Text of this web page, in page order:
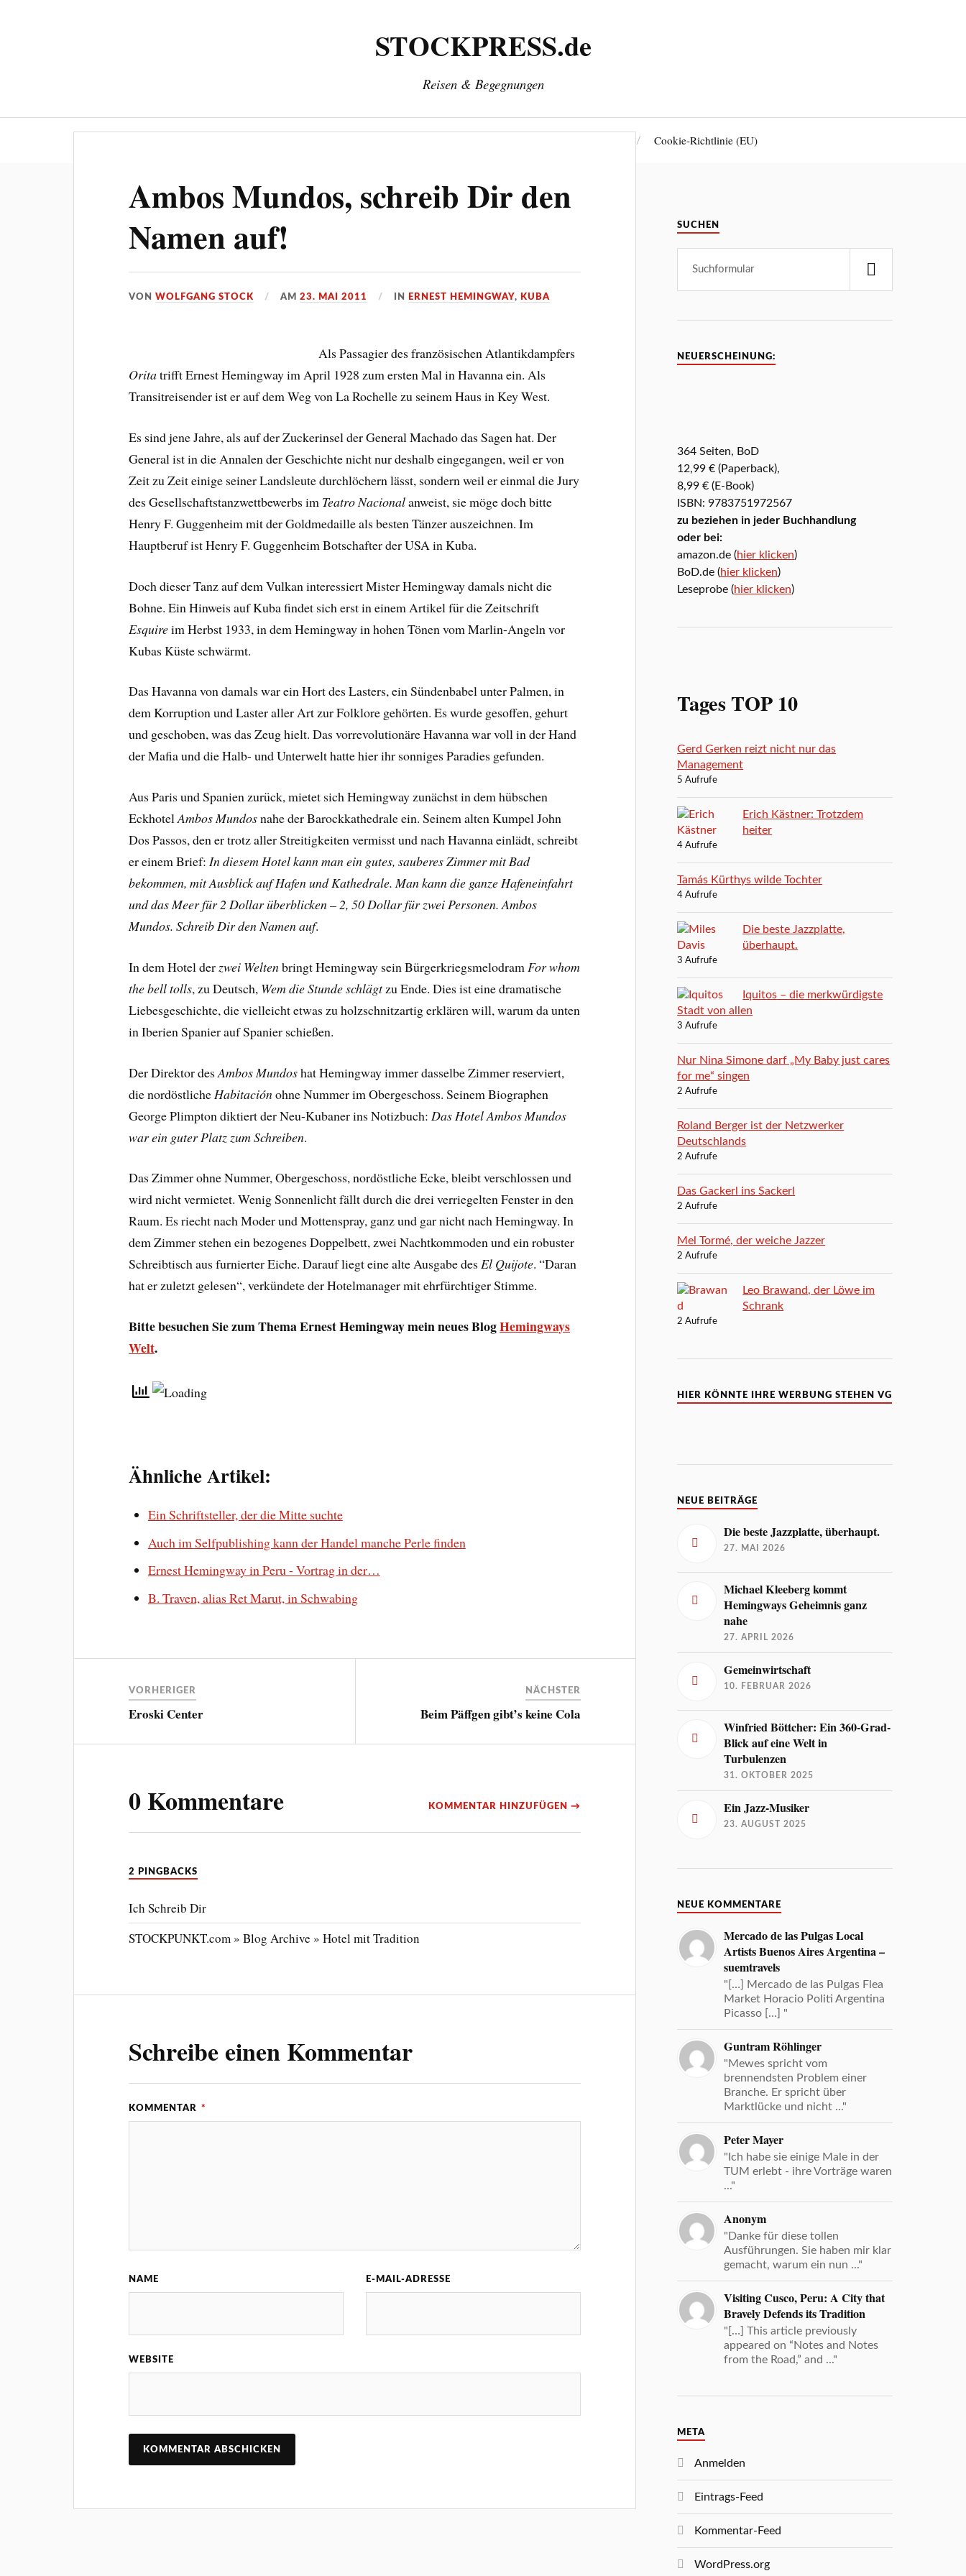
STOCKPRESS.de
Reisen & Begegnungen
Cookie-Richtlinie (EU)
Ambos Mundos, schreib Dir den
Namen auf!
VONWOLFGANG STOCK AM23. MAI 2011 IN ERNEST HEMINGWAY, KUBA
Als Passagier des französischen Atlantikdampfers
Oritatrifft Ernest Hemingway im April 1928 zum ersten Mal in Havanna ein. Als
Transitreisender ist er auf dem Weg von La Rochelle zu seinem Haus in Key West.
Es sind jene Jahre, als auf der Zuckerinsel der General Machado das Sagen hat. Der
General ist in die Annalen der Geschichte nicht nur deshalb eingegangen, weil er von
Zeit zu Zeit einige seiner Landsleute durchlöchern lässt, sondern weil er einmal die Jury
des Gesellschaftstanzwettbewerbs im Teatro Nacionalanweist, sie möge doch bitte
Henry F. Guggenheim mit der Goldmedaille als besten Tänzer auszeichnen. Im
Hauptberuf ist Henry F. Guggenheim Botschafter der USA in Kuba.
Doch dieser Tanz auf dem Vulkan interessiert Mister Hemingway damals nicht die
Bohne. Ein Hinweis auf Kuba findet sich erst in einem Artikel für die Zeitschrift
Esquireim Herbst 1933, in dem Hemingway in hohen Tönen vom Marlin-Angeln vor
Kubas Küste schwärmt.
Das Havanna von damals war ein Hort des Lasters, ein Sündenbabel unter Palmen, in
dem Korruption und Laster aller Art zur Folklore gehörten. Es wurde gesoffen, gehurt
und geschoben, was das Zeug hielt. Das vorrevolutionäre Havanna war voll in der Hand
der Mafia und die Halb- und Unterwelt hatte hier ihr sonniges Paradies gefunden.
Aus Paris und Spanien zurück, mietet sich Hemingway zunächst in dem hübschen
EckhotelAmbos Mundosnahe der Barockkathedrale ein. Seinem alten Kumpel John
Dos Passos, den er trotz aller Streitigkeiten vermisst und nach Havanna einlädt, schreibt
er einem Brief:In diesem Hotel kann man ein gutes, sauberes Zimmer mit Bad
bekommen, mit Ausblick auf Hafen und Kathedrale. Man kann die ganze Hafeneinfahrt
und das Meer für 2 Dollar überblicken – 2, 50 Dollar für zwei Personen. Ambos
Mundos. Schreib Dir den Namen auf.
In dem Hotel derzwei Weltenbringt Hemingway sein BürgerkriegsmelodramFor whom
the bell tolls, zu Deutsch, Wem die Stunde schlägtzu Ende. Dies ist eine dramatische
Liebesgeschichte, die vielleicht etwas zu holzschnitzartig erklären will, warum da unten
in Iberien Spanier auf Spanier schießen.
Der Direktor desAmbos Mundoshat Hemingway immer dasselbe Zimmer reserviert,
die nordöstliche Habitaciónohne Nummer im Obergeschoss. Seinem Biographen
George Plimpton diktiert der Neu-Kubaner ins Notizbuch: Das Hotel Ambos Mundos
war ein guter Platz zum Schreiben.
Das Zimmer ohne Nummer, Obergeschoss, nordöstliche Ecke, bleibt verschlossen und
wird nicht vermietet. Wenig Sonnenlicht fällt durch die drei verriegelten Fenster in den
Raum. Es riecht nach Moder und Mottenspray, ganz und gar nicht nach Hemingway. In
dem Zimmer stehen ein bezogenes Doppelbett, zwei Nachtkommoden und ein robuster
Schreibtisch aus furnierter Eiche. Darauf liegt eine alte Ausgabe desEl Quijote. “Daran
hat er zuletzt gelesen“, verkündete der Hotelmanager mit ehrfürchtiger Stimme.
Bitte besuchen Sie zum Thema Ernest Hemingway mein neues BlogHemingways
Welt.
Ähnliche Artikel:
Ein Schriftsteller, der die Mitte suchte
Auch im Selfpublishing kann der Handel manche Perle finden
Ernest Hemingway in Peru - Vortrag in der…
B. Traven, alias Ret Marut, in Schwabing
VORHERIGER
Eroski Center
NÄCHSTER
Beim Päffgen gibt’s keine Cola
0 Kommentare KOMMENTAR HINZUFÜGEN →
2 PINGBACKS
Ich Schreib Dir
STOCKPUNKT.com » Blog Archive » Hotel mit Tradition
Schreibe einen Kommentar
KOMMENTAR *
NAME E-MAIL-ADRESSE
WEBSITE
SUCHEN
NEUERSCHEINUNG:
364 Seiten, BoD
12,99 € (Paperback),
8,99 € (E-Book)
ISBN: 9783751972567
zu beziehen in jeder Buchhandlung
oder bei:
amazon.de (hier klicken)
BoD.de (hier klicken)
Leseprobe (hier klicken)
Tages TOP 10
Gerd Gerken reizt nicht nur das
Management
5 Aufrufe
Erich Kästner: Trotzdem
heiter
4 Aufrufe
Tamás Kürthys wilde Tochter
4 Aufrufe
Die beste Jazzplatte,
überhaupt.
3 Aufrufe
Iquitos – die merkwürdigste
Stadt von allen
3 Aufrufe
Nur Nina Simone darf „My Baby just cares
for me“ singen
2 Aufrufe
Roland Berger ist der Netzwerker
Deutschlands
2 Aufrufe
Das Gackerl ins Sackerl
2 Aufrufe
Mel Tormé, der weiche Jazzer
2 Aufrufe
Leo Brawand, der Löwe im
Schrank
2 Aufrufe
HIER KÖNNTE IHRE WERBUNG STEHEN VG
NEUE BEITRÄGE
Die beste Jazzplatte, überhaupt.
27. MAI 2026
Michael Kleeberg kommt
Hemingways Geheimnis ganz
nahe
27. APRIL 2026
Gemeinwirtschaft
10. FEBRUAR 2026
Winfried Böttcher: Ein 360-Grad-
Blick auf eine Welt in
Turbulenzen
31. OKTOBER 2025
Ein Jazz-Musiker
23. AUGUST 2025
NEUE KOMMENTARE
Mercado de las Pulgas Local
Artists Buenos Aires Argentina –
suemtravels
"[…] Mercado de las Pulgas Flea
Market Horacio Politi Argentina
Picasso […] "
Guntram Röhlinger
"Mewes spricht vom
brennendsten Problem einer
Branche. Er spricht über
Marktlücke und nicht ..."
Peter Mayer
"Ich habe sie einige Male in der
TUM erlebt - ihre Vorträge waren
..."
Anonym
"Danke für diese tollen
Ausführungen. Sie haben mir klar
gemacht, warum ein nun ..."
Visiting Cusco, Peru: A City that
Bravely Defends its Tradition
"[…] This article previously
appeared on “Notes and Notes
from the Road,” and ..."
META
Anmelden
Eintrags-Feed
Kommentar-Feed
WordPress.org